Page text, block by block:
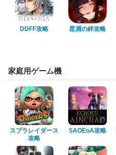
DDFF攻略 星屑の絆攻略
家庭用ゲーム機
スプラレイダース
攻略
SAOEoA攻略